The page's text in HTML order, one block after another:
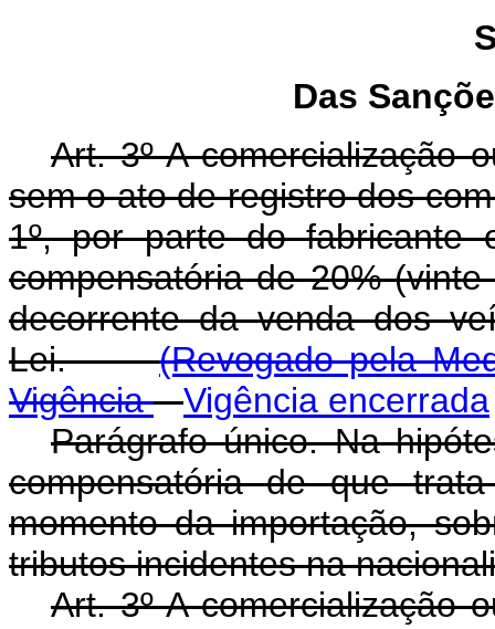
Das
Art. 3º A comercialização
sem o ato de registro dos
1º, por parte do fabricante
compensatória de 20%
decorrente da venda dos
Lei. (Revogado pela
Vigência
Vigência encerrada
Parágrafo único. Na
compensatória de que
momento da importação,
tributos incidentes na
Art. 3º A comercialização